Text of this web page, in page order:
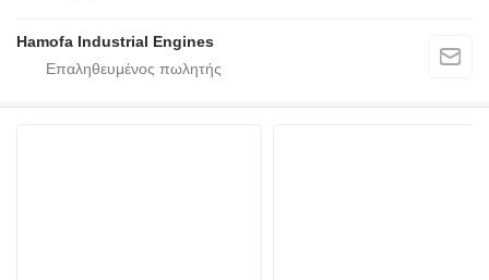
Hamofa Industrial Engines